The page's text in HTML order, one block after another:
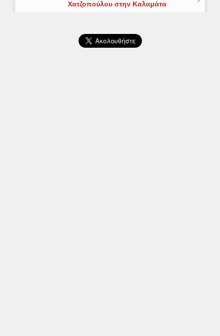
Χατζοπούλου στην Καλαμάτα